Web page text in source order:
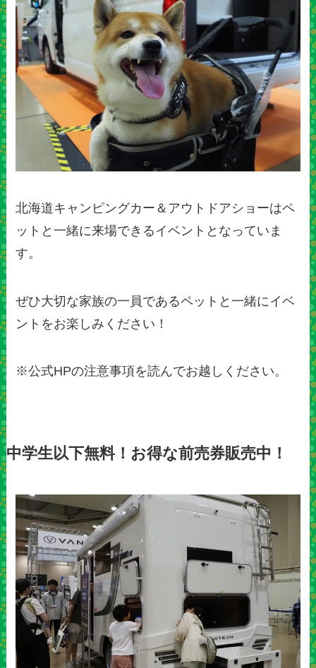
北海道キャンピングカー＆アウトドアショーはペ
ットと一緒に来場できるイベントとなっていま
す。
ぜひ大切な家族の一員であるペットと一緒にイベ
ントをお楽しみください！
※公式HPの注意事項を読んでお越しください。
中学生以下無料！お得な前売券販売中！